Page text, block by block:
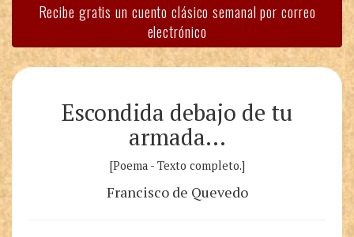
Recibe gratis un cuento clásico semanal por correo
electrónico
Escondida debajo de tu
armada…
[Poema - Texto completo.]
Francisco de Quevedo